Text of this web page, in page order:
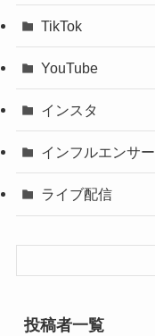
TikTok
YouTube
インスタ
インフルエンサー
ライブ配信
投稿者一覧